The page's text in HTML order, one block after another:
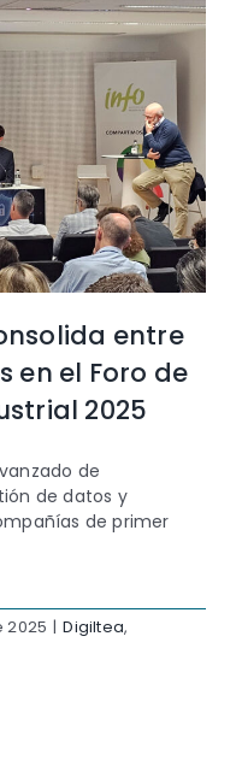
entre
en el Foro de
2025
de
de datos y
de primer
2025 | Digiltea,